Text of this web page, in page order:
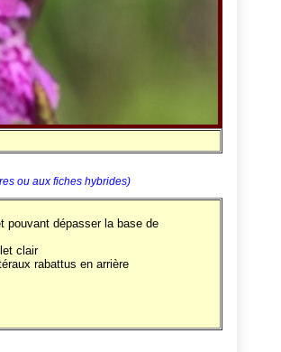
ou aux fiches hybrides)
pouvant dépasser la base de
clair
rabattus en arrière